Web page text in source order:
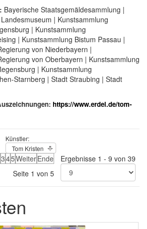
Bayerische Staatsgemäldesammlung |
| Kunstsammlung
| Kunstsammlung
| Kunstsammlung Bistum Passau |
von Niederbayern |
von Oberbayern | Kunstsammlung
| Kunstsammlung
Starnberg | Stadt Straubing | Stadt
https://www.erdel.de/tom-
Künstler:
Tom Kristen
345WeiterEnde
Seite 1 von 5
Ergebnisse 1 - 9 von 39